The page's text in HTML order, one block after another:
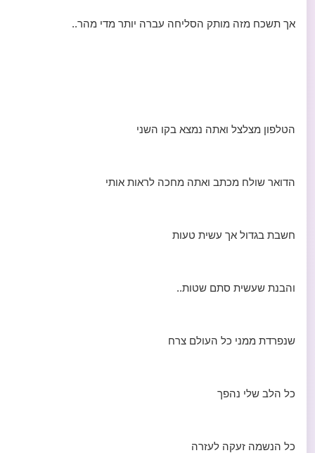
אך תשכח מזה מותק הסליחה עברה יותר מדי מהר..
הטלפון מצלצל ואתה נמצא בקו השני
הדואר שולח מכתב ואתה מחכה לראות אותי
חשבת בגדול אך עשית טעות
והבנת שעשית סתם שטות..
שנפרדת ממני כל העולם צרח
כל הלב שלי נהפך
כל הנשמה זעקה לעזרה